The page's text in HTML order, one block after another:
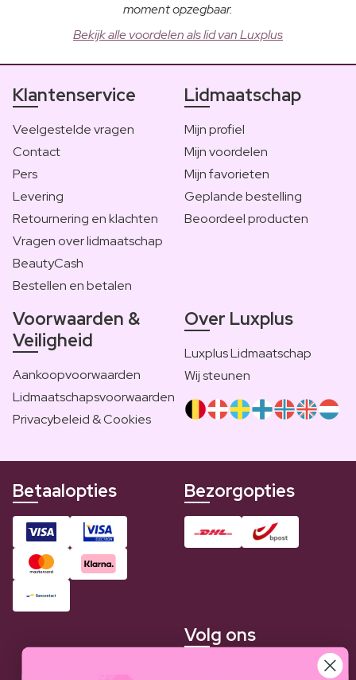
moment opzegbaar.
Bekijk alle voordelen als lid van Luxplus
Klantenservice
Veelgestelde vragen
Contact
Pers
Levering
Retournering en klachten
Vragen over lidmaatschap
BeautyCash
Bestellen en betalen
Lidmaatschap
Mijn profiel
Mijn voordelen
Mijn favorieten
Geplande bestelling
Beoordeel producten
Voorwaarden &
Veiligheid
Aankoopvoorwaarden
Lidmaatschapsvoorwaarden
Privacybeleid & Cookies
Over Luxplus
Luxplus Lidmaatschap
Wij steunen
Betaalopties Bezorgopties
Volg ons